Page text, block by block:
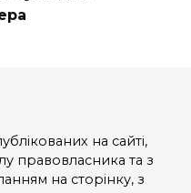
на сайті,
правовласника та з
на сторінку, з